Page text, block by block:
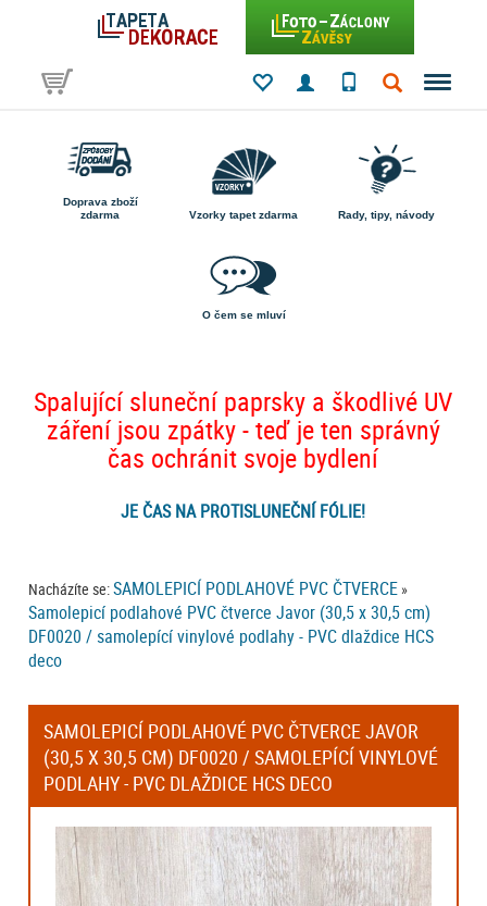
Doprava zboží
zdarma
Vzorky tapet zdarma Rady, tipy, návody
O čem se mluví
Spalující sluneční paprsky a škodlivé UV
záření jsou zpátky - teď je ten správný
čas ochránit svoje bydlení
JE ČAS NA PROTISLUNEČNÍ FÓLIE!
Nacházíte se:SAMOLEPICÍ PODLAHOVÉ PVC ČTVERCE »
Samolepicí podlahové PVC čtverce Javor (30,5 x 30,5 cm)
DF0020 / samolepící vinylové podlahy - PVC dlaždice HCS
deco
SAMOLEPICÍ PODLAHOVÉ PVC ČTVERCE JAVOR
(30,5 X 30,5 CM) DF0020 / SAMOLEPÍCÍ VINYLOVÉ
PODLAHY - PVC DLAŽDICE HCS DECO